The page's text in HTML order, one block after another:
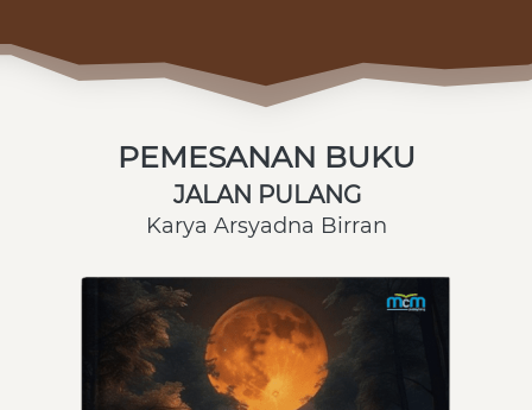
PEMESANAN BUKU
JALAN PULANG
Karya Arsyadna Birran